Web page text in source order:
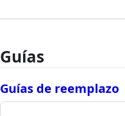
Guías
Guías de reemplazo